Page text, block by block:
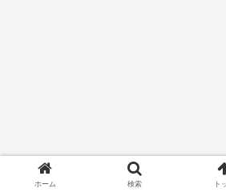
ホーム 検索 ト